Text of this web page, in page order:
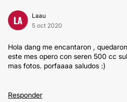
LA
Laau
5 oct 2020
Hola dang me encantaron ,
este mes opero con seren 500 cc
mas fotos. porfaaaa saludos :)
Responder